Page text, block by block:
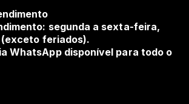
segunda a sexta-feira,
(exceto feriados).
WhatsApp disponível para todo o